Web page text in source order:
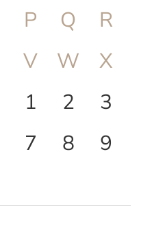
P Q
R
V W
X
1 2
3
7 8 9